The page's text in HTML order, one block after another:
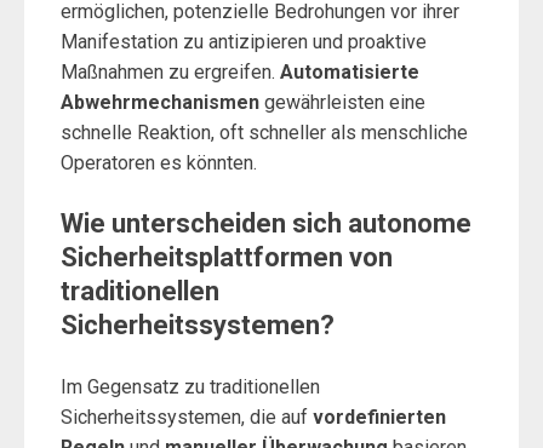
ermöglichen, potenzielle Bedrohungen vor ihrer
Manifestation zu antizipieren und proaktive
Maßnahmen zu ergreifen. Automatisierte
Abwehrmechanismen gewährleisten eine
schnelle Reaktion, oft schneller als menschliche
Operatoren es könnten.
Wie unterscheiden sich autonome
Sicherheitsplattformen von
traditionellen
Sicherheitssystemen?
Im Gegensatz zu traditionellen
Sicherheitssystemen, die auf vordefinierten